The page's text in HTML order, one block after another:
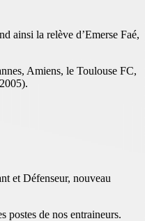
ainsi la relève d’Emerse Faé,
Amiens, le Toulouse FC,
et Défenseur, nouveau
postes de nos entraineurs.